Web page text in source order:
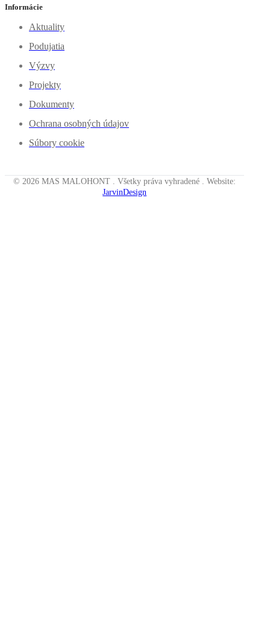
Informácie
Aktuality
Podujatia
Výzvy
Projekty
Dokumenty
Ochrana osobných údajov
Súbory cookie
© 2026 MAS MALOHONT . Všetky práva vyhradené . Website:
JarvinDesign